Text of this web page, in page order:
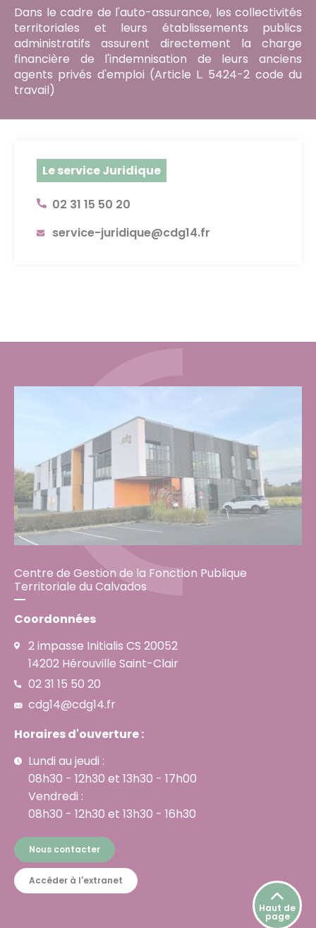
Dans le cadre de l'auto-assurance, les collectivités
territoriales et leurs établissements publics
administratifs assurent directement la charge
financière de l'indemnisation de leurs anciens
agents privés d'emploi (Article L. 5424-2 code du
travail)
Le service Juridique
02 31 15 50 20
service-juridique@cdg14.fr
Haut de
page
Centre de Gestion de la Fonction Publique
Territoriale du Calvados
Coordonnées
2 impasse Initialis CS 20052
14202 Hérouville Saint-Clair
02 31 15 50 20
cdg14@cdg14.fr
Horaires d'ouverture :
Lundi au jeudi :
08h30 - 12h30 et 13h30 - 17h00
Vendredi :
08h30 - 12h30 et 13h30 - 16h30
Nous contacter
Accéder à l'extranet